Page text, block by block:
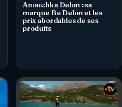
Anouchka Delon : sa
marque Be Delon et les
prix abordables de ses
produits